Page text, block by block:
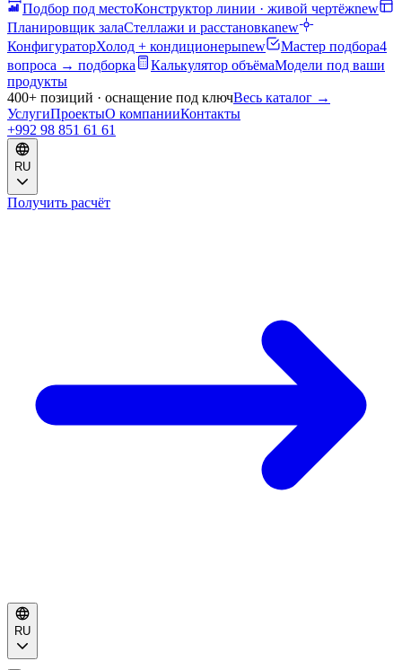
Подбор под местоКонструктор линии · живой чертёжnew
Планировщик залаСтеллажи и расстановкаnew
КонфигураторХолод + кондиционерыnew Мастер подбора4
вопроса → подборка
Калькулятор объёмаМодели под ваши
продукты
400+ позиций · оснащение под ключВесь каталог →
УслугиПроектыО компанииКонтакты
+992 98 851 61 61
RU
Получить расчёт
RU